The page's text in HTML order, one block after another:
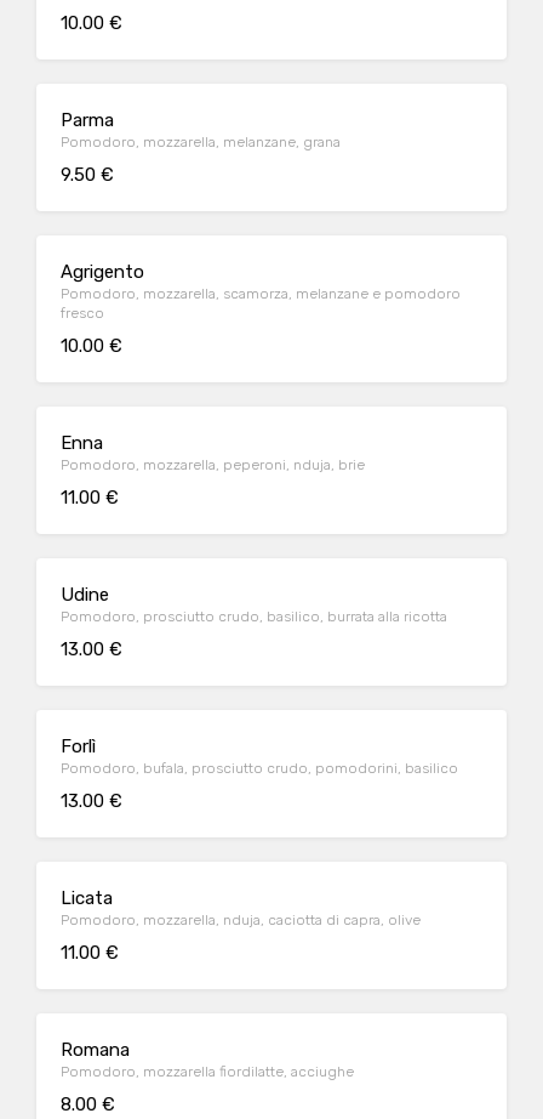
10.00 €
Parma
Pomodoro, mozzarella, melanzane, grana
9.50 €
Agrigento
Pomodoro, mozzarella, scamorza, melanzane e pomodoro
fresco
10.00 €
Enna
Pomodoro, mozzarella, peperoni, nduja, brie
11.00 €
Udine
Pomodoro, prosciutto crudo, basilico, burrata alla ricotta
13.00 €
Forlì
Pomodoro, bufala, prosciutto crudo, pomodorini, basilico
13.00 €
Licata
Pomodoro, mozzarella, nduja, caciotta di capra, olive
11.00 €
Romana
Pomodoro, mozzarella fiordilatte, acciughe
8.00 €